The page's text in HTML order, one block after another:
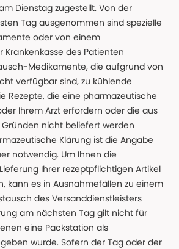
Dienstag zugestellt. Von der
Tag ausgenommen sind spezielle
oder von einem
Krankenkasse des Patienten
Medikamente, die aufgrund von
verfügbar sind, zu kühlende
Rezepte, die eine pharmazeutische
Ihrem Arzt erfordern oder die aus
nicht beliefert werden
Klärung ist die Angabe
notwendig. Um Ihnen die
Ihrer rezeptpflichtigen Artikel
kann es in Ausnahmefällen zu einem
des Versanddienstleisters
am nächsten Tag gilt nicht für
eine Packstation als
wurde. Sofern der Tag oder der